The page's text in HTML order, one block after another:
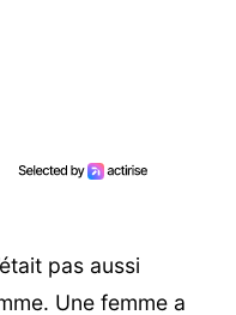
pas aussi
Une femme a